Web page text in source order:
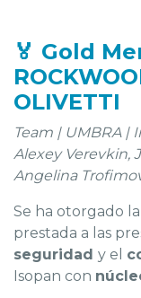
🏅 Gold
OLIVETTI
Team | UMBRA |
Alexey Verevkin,
Angelina
Se ha otorgado
prestada a las
seguridad y el
Isopan con